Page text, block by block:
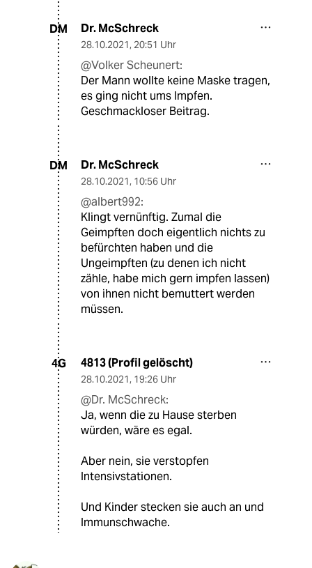
DM Dr. McSchreck
28.10.2021, 20:51 Uhr
@Volker Scheunert:
Der Mann wollte keine Maske tragen,
es ging nicht ums Impfen.
Geschmackloser Beitrag.
DM Dr. McSchreck
28.10.2021, 10:56 Uhr
@albert992:
Klingt vernünftig. Zumal die
Geimpften doch eigentlich nichts zu
befürchten haben und die
Ungeimpften (zu denen ich nicht
zähle, habe mich gern impfen lassen)
von ihnen nicht bemuttert werden
müssen.
4G 4813 (Profil gelöscht)
28.10.2021, 19:26 Uhr
@Dr. McSchreck:
Ja, wenn die zu Hause sterben
würden, wäre es egal.
Aber nein, sie verstopfen
Intensivstationen.
Und Kinder stecken sie auch an und
Immunschwache.